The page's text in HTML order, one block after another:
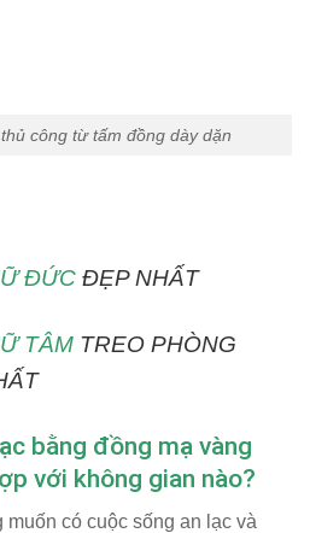
công từ tấm đồng dày dặn
ĐỨC ĐẸP NHẤT
TÂM TREO PHÒNG
bằng đồng mạ vàng
với không gian nào?
có cuộc sống an lạc và